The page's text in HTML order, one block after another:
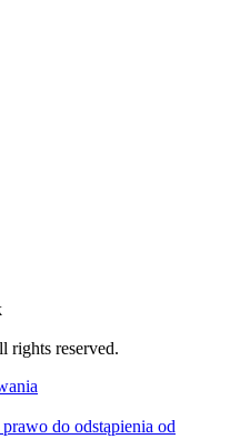
rights reserved.
do odstąpienia od